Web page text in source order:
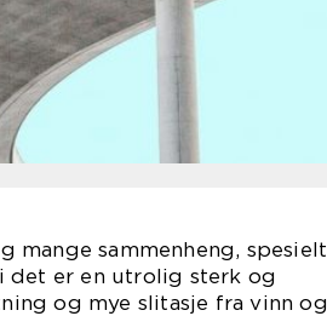
mange sammenheng, spesielt
det er en utrolig sterk og
og mye slitasje fra vinn og